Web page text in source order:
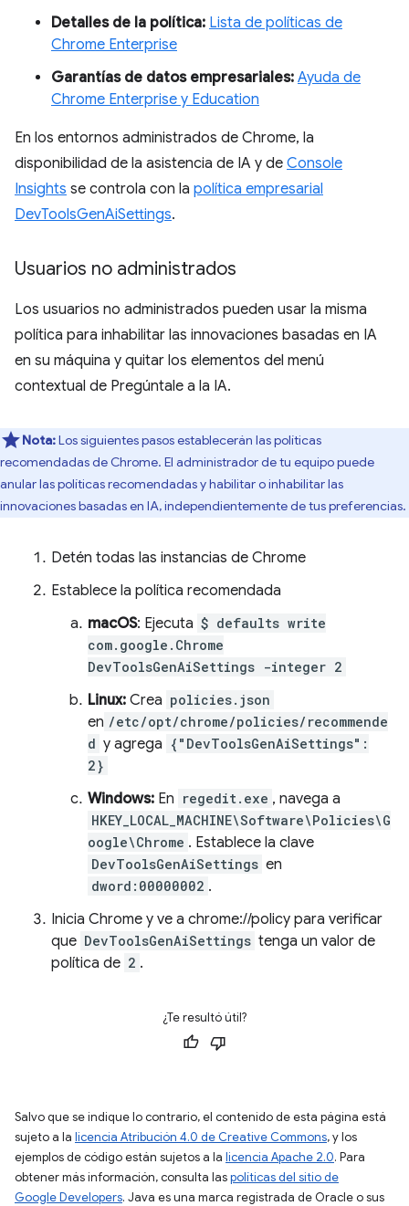
Detalles de la política: Lista de políticas de
Chrome Enterprise
Garantías de datos empresariales: Ayuda de
Chrome Enterprise y Education
En los entornos administrados de Chrome, la
disponibilidad de la asistencia de IA y de Console
Insights se controla con la política empresarial
DevToolsGenAiSettings.
Usuarios no administrados
Los usuarios no administrados pueden usar la misma
política para inhabilitar las innovaciones basadas en IA
en su máquina y quitar los elementos del menú
contextual de Pregúntale a la IA.
Nota:Los siguientes pasos establecerán las políticas
recomendadas de Chrome. El administrador de tu equipo puede
anular las políticas recomendadas y habilitar o inhabilitar las
innovaciones basadas en IA, independientemente de tus preferencias.
Detén todas las instancias de Chrome
Establece la política recomendada
macOS: Ejecuta $ defaults write
com.google.Chrome
DevToolsGenAiSettings -integer 2
Linux: Crea policies.json
en /etc/opt/chrome/policies/recommende
d y agrega {"DevToolsGenAiSettings":
2}
Windows: En regedit.exe , navega a
HKEY_LOCAL_MACHINE\Software\Policies\G
oogle\Chrome . Establece la clave
DevToolsGenAiSettings en
dword:00000002 .
Inicia Chrome y ve a chrome://policy para verificar
que DevToolsGenAiSettings tenga un valor de
política de 2 .
¿Te resultó útil?
Salvo que se indique lo contrario, el contenido de esta página está
sujeto a la licencia Atribución 4.0 de Creative Commons, y los
ejemplos de código están sujetos a la licencia Apache 2.0. Para
obtener más información, consulta laspolíticas del sitio de
Google Developers. Java es una marca registrada de Oracle o sus